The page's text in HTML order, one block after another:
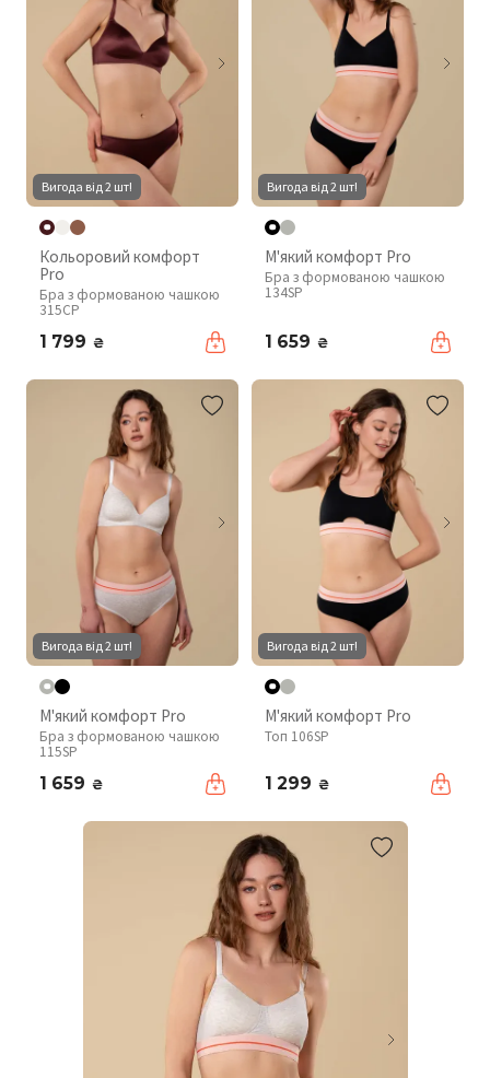
Вигода від 2 шт!
Кольоровий комфорт
Pro
Бра з формованою чашкою
315CP
1 799 ₴
Вигода від 2 шт!
М'який комфорт Pro
Бра з формованою чашкою
134SP
1 659 ₴
Вигода від 2 шт!
М'який комфорт Pro
Бра з формованою чашкою
115SP
1 659 ₴
Вигода від 2 шт!
М'який комфорт Pro
Топ 106SP
1 299 ₴